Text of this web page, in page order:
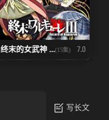
终末的女武神 ...(15集) 7.0
写长文